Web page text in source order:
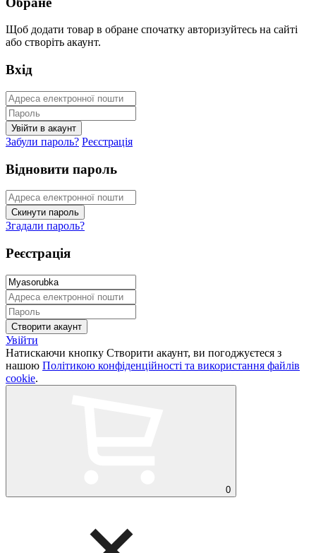
Щоб додати товар в обране спочатку авторизуйтесь на сайті
або створіть акаунт.
Вхід
Забули пароль? Реєстрація
Відновити пароль
Згадали пароль?
Реєстрація
Увійти
Натискаючи кнопку Створити акаунт, ви погоджуєтеся з
нашою Політикою конфіденційності та використання файлів
cookie.
0